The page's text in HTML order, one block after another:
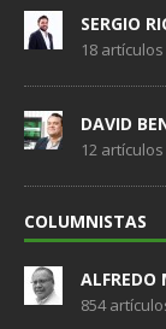
SERGIO
18
DAVID
12
COLUMNISTAS
ALFREDO
854